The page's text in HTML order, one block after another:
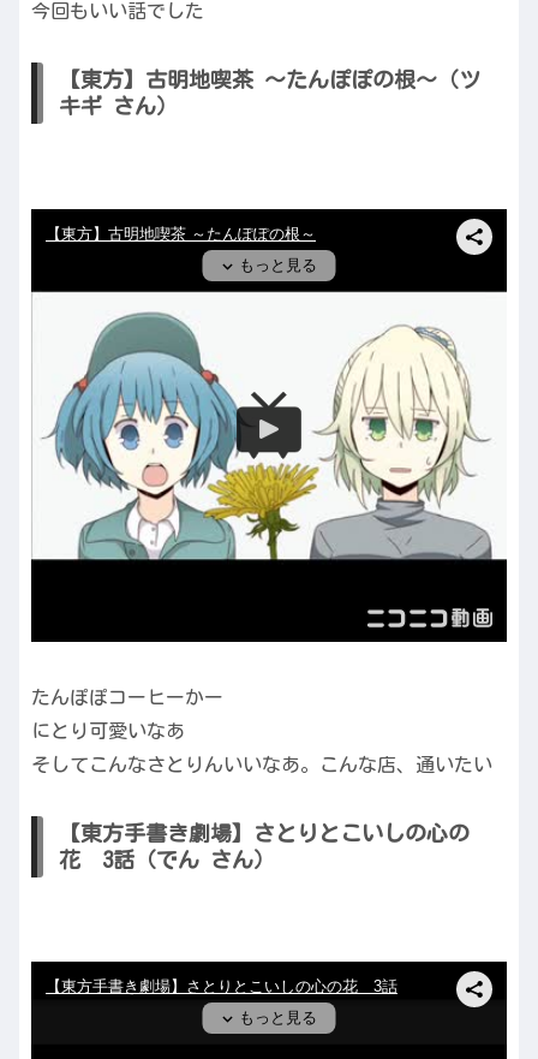
今回もいい話でした
【東方】古明地喫茶 ～たんぽぽの根～（ツ
キギ さん）
たんぽぽコーヒーかー
にとり可愛いなあ
そしてこんなさとりんいいなあ。こんな店、通いたい
【東方手書き劇場】さとりとこいしの心の
花 3話（でん さん）